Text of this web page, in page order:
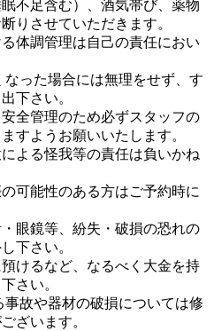
不足含む）、酒気帯び、薬物
りさせていただきます。
体調管理は自己の責任におい
った場合には無理をせず、す
下さい。
全管理のため必ずスタッフの
すようお願いいたします。
よる怪我等の責任は負いかね
可能性のある方はご予約時に
眼鏡等、紛失・破損の恐れの
下さい。
けるなど、なるべく大金を持
さい。
事故や器材の破損については修
ざいます。